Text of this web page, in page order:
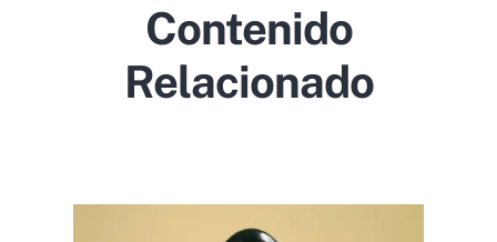
Contenido
Relacionado